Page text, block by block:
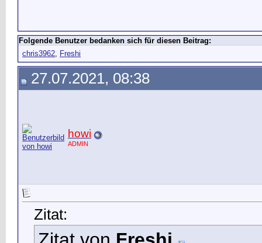
Folgende Benutzer bedanken sich für diesen Beitrag:
chris3962, Freshi
27.07.2021, 08:38
howi
ADMIN
Zitat: